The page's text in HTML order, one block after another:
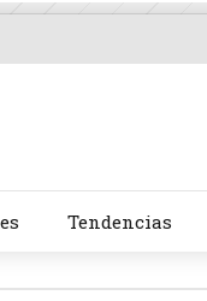
Tendencias